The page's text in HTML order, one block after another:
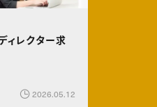
ィレクター求
2026.05.12